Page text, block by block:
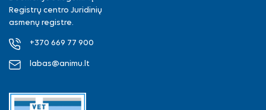
Registrų centro Juridinių
asmenų registre.
+370 669 77 900
labas@animu.lt